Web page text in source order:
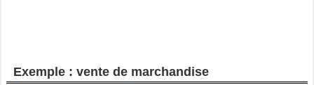
Exemple : vente de marchandise